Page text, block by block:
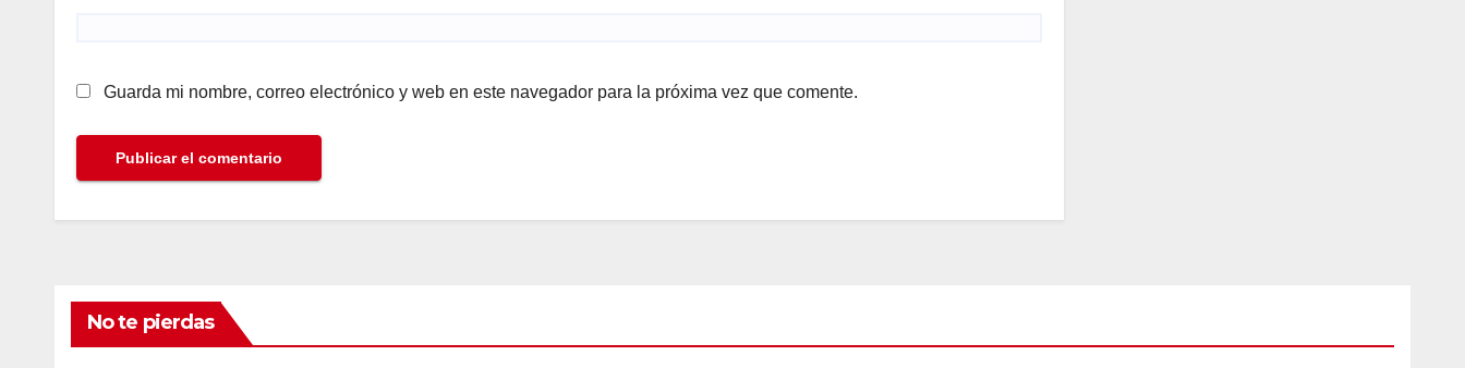
Guarda mi nombre, correo electrónico y web en este navegador para la próxima vez que comente.
No te pierdas